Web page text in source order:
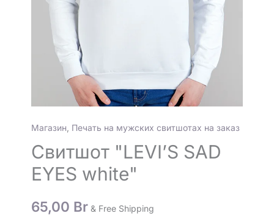
Магазин Печать на мужских свитшотах на заказ
Свитшот "LEVI’S SAD
EYES white"
65,00 Br & Free Shipping